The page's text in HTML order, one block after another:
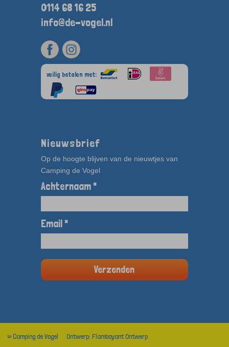
0114 68 16 25
info@de-vogel.nl
veilig betalen met:
Nieuwsbrief
Op de hoogte blijven van de nieuwtjes van
Camping de Vogel
Achternaam *
Email *
© Camping de Vogel
Ontwerp: Flamboyant Ontwerp